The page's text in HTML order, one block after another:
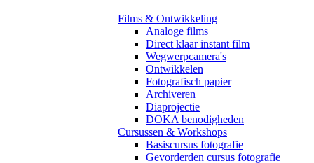
Films & Ontwikkeling
Analoge films
Direct klaar instant film
Wegwerpcamera's
Ontwikkelen
Fotografisch papier
Archiveren
Diaprojectie
DOKA benodigheden
Cursussen & Workshops
Basiscursus fotografie
Gevorderden cursus fotografie